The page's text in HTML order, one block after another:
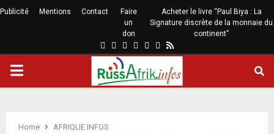
Publicité Mentions Contact
Faire
un
don
Acheter le livre “Paul Biya : La
Signature discrète de la monnaie du
continent”
Home
AFRIQUE INFOS